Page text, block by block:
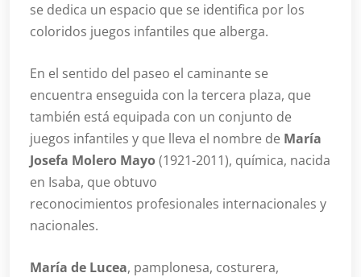
se dedica un espacio que se identifica por los
coloridos juegos infantiles que alberga.
En el sentido del paseo el caminante se
encuentra enseguida con la tercera plaza, que
también está equipada con un conjunto de
juegos infantiles y que lleva el nombre de María
Josefa Molero Mayo(1921-2011), química, nacida
en Isaba, que obtuvo
reconocimientos profesionales internacionales y
nacionales.
María de Lucea, pamplonesa, costurera,